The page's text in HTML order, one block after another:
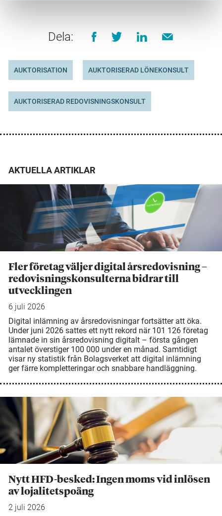
Dela:
AUKTORISATION AUKTORISERAD LÖNEKONSULT
AUKTORISERAD REDOVISNINGSKONSULT
AKTUELLA ARTIKLAR
Fler företag väljer digital årsredovisning –
redovisningskonsulterna bidrar till
utvecklingen
6 juli 2026
Digital inlämning av årsredovisningar fortsätter att öka.
Under juni 2026 sattes ett nytt rekord när 101 126 företag
lämnade in sin årsredovisning digitalt – första gången
antalet överstiger 100 000 under en månad. Samtidigt
visar ny statistik från Bolagsverket att digital inlämning
ger färre kompletteringar och snabbare handläggning.
Nytt HFD-besked: Ingen moms vid inlösen
av lojalitetspoäng
2 juli 2026